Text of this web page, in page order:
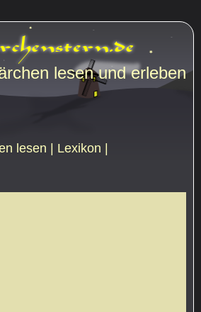
lesen | Lexikon |
lesen und erleben